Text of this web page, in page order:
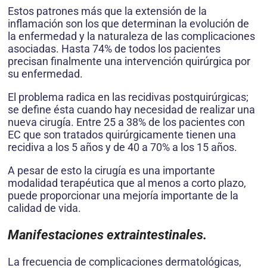
Estos patrones más que la extensión de la
inflamación son los que determinan la evolución de
la enfermedad y la naturaleza de las complicaciones
asociadas. Hasta 74% de todos los pacientes
precisan finalmente una intervención quirúrgica por
su enfermedad.
El problema radica en las recidivas postquirúrgicas;
se define ésta cuando hay necesidad de realizar una
nueva cirugía. Entre 25 a 38% de los pacientes con
EC que son tratados quirúrgicamente tienen una
recidiva a los 5 años y de 40 a 70% a los 15 años.
A pesar de esto la cirugía es una importante
modalidad terapéutica que al menos a corto plazo,
puede proporcionar una mejoría importante de la
calidad de vida.
Manifestaciones extraintestinales.
La frecuencia de complicaciones dermatológicas,